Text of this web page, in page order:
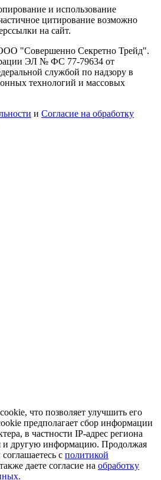
и использование
цитирование возможно
на сайт.
"Совершенно Секретно Трейд".
ЭЛ № ФС 77-79634 от
службой по надзору в
технологий и массовых
и Согласие на обработку
что позволяет улучшить его
предполагает сбор информации
в частности IP-адрес региона
и другую информацию. Продолжая
с политикой
даете согласие на обработку